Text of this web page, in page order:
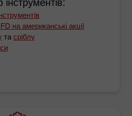
на американські акції
тасріблу